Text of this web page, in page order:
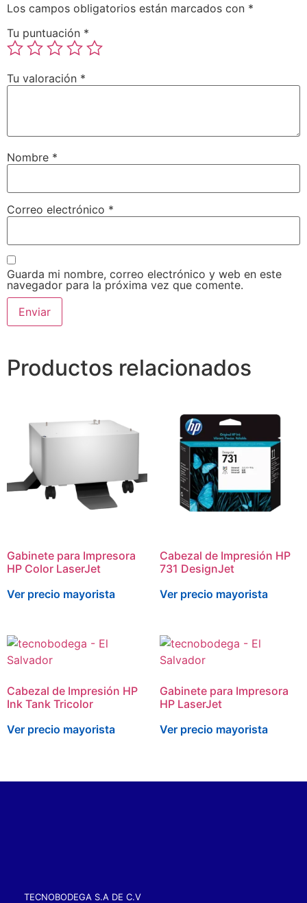
Los campos obligatorios están marcados con *
Tu puntuación *
Tu valoración *
Nombre *
Correo electrónico *
Guarda mi nombre, correo electrónico y web en este
navegador para la próxima vez que comente.
Productos relacionados
Gabinete para Impresora
HP Color LaserJet
Ver precio mayorista
Cabezal de Impresión HP
731 DesignJet
Ver precio mayorista
Cabezal de Impresión HP
Ink Tank Tricolor
Ver precio mayorista
Gabinete para Impresora
HP LaserJet
Ver precio mayorista
TECNOBODEGA S.A DE C.V